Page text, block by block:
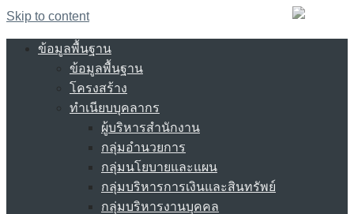
Skip to content
ข้อมูลพื้นฐาน
ข้อมูลพื้นฐาน
โครงสร้าง
ทำเนียบบุคลากร
ผู้บริหารสำนักงาน
กลุ่มอำนวยการ
กลุ่มนโยบายและแผน
กลุ่มบริหารการเงินและสินทรัพย์
กลุ่มบริหารงานบุคคล